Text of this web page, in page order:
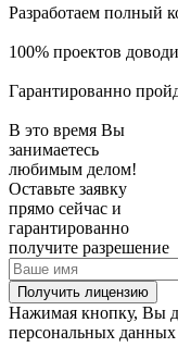
Разработаем полный
100% проектов
Гарантированно
В это время Вы
занимаетесь
любимым делом!
Оставьте заявку
прямо сейчас и
гарантированно
получите разрешение
Получить лицензию
Нажимая кнопку, Вы
персональных данных